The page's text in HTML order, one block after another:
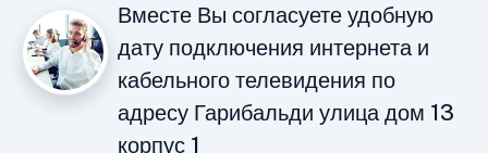
Вместе Вы согласуете удобную
дату подключения интернета и
кабельного телевидения по
адресу Гарибальди улица дом 13
корпус 1